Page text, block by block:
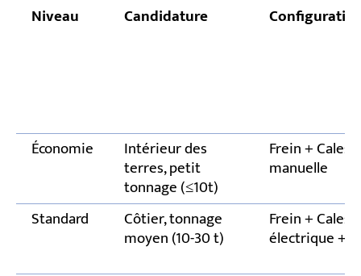
Niveau Candidature
Économie Intérieur des
terres, petit
tonnage (≤10t)
Frein + Cales
manuelle
Standard Côtier, tonnage
moyen (10-30 t)
Frein + Cales
électrique +